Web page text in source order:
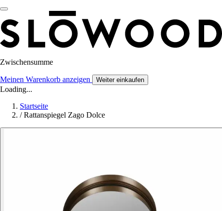
Zwischensumme
Meinen Warenkorb anzeigen Weiter einkaufen
Loading...
Startseite
/ Rattanspiegel Zago Dolce